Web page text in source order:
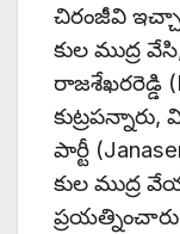
చిరంజీవి
కుల ముద్ర
రాజశేఖరరెడ్డి
పార్టీ
కుల ముద్ర